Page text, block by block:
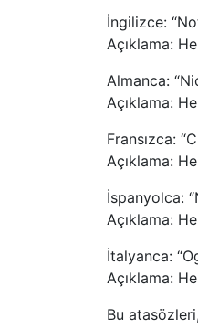
İngilizce:
Açıklama:
Almanca:
Açıklama:
Fransızca:
Açıklama:
İspanyolca:
Açıklama:
İtalyanca:
Açıklama:
Bu